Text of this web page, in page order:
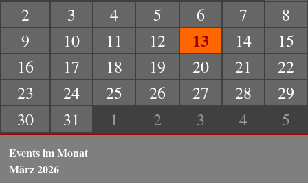
2
3 4 5 6 7
8
9
10 11 12 13 14
15
16
17 18 19 20 21
22
23
24 25 26 27 28
29
30
31 1 2 3 4 5
Events im Monat
März 2026